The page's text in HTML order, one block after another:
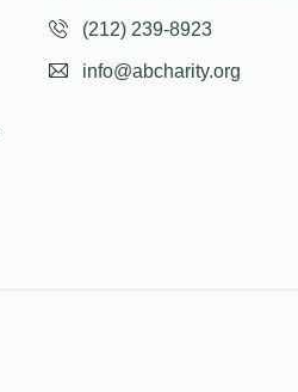
(212) 239-8923
info@abcharity.org